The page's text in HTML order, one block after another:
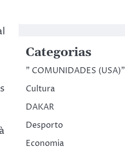
Categorias
" COMUNIDADES (USA)"
Cultura
DAKAR
Desporto
Economia